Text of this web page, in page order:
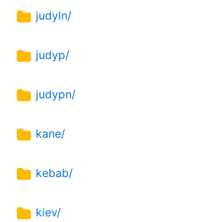
judyln/
judyp/
judypn/
kane/
kebab/
kiev/